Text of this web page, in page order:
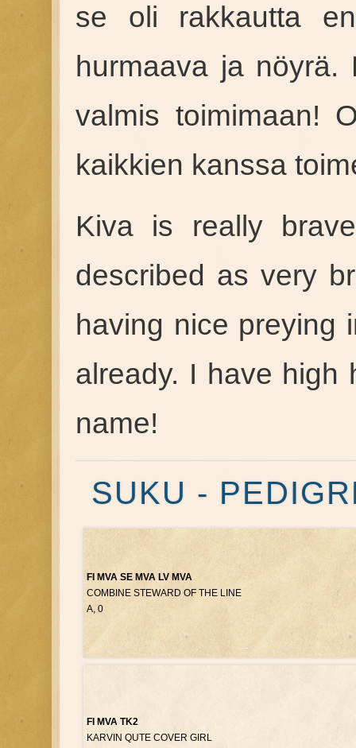
se oli rakkautta
hurmaava ja
valmis toimimaan!
kaikkien kanssa
Kiva is really
described as very
having nice preying
already. I have high
name!
SUKU -
FI MVA SE MVA LV MVA
COMBINE STEWARD OF THE LINE
A, 0
FI MVA TK2
KARVIN QUTE COVER GIRL